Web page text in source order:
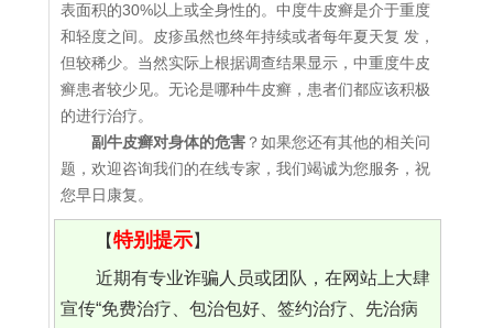
表面积的30%以上或全身性的。中度牛皮癣是介于重度
和轻度之间。皮疹虽然也终年持续或者每年夏天复 发，
但较稀少。当然实际上根据调查结果显示，中重度牛皮
癣患者较少见。无论是哪种牛皮癣，患者们都应该积极
的进行治疗。
副牛皮癣对身体的危害 ？如果您还有其他的相关问
题，欢迎咨询我们的在线专家，我们竭诚为您服务，祝
您早日康复。
【特别提示】
近期有专业诈骗人员或团队，在网站上大肆
宣传“免费治疗、包治包好、签约治疗、先治病